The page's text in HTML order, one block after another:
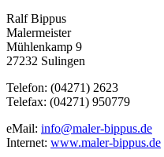
Ralf Bippus
Malermeister
Mühlenkamp 9
27232 Sulingen
Telefon: (04271) 2623
Telefax: (04271) 950779
eMail: info@maler-bippus.de
Internet: www.maler-bippus.de